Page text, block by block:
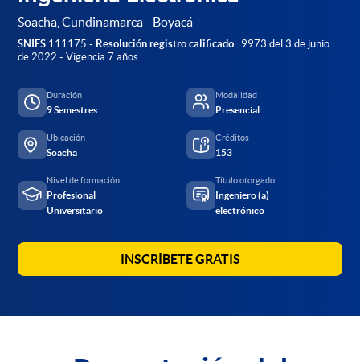
Soacha, Cundinamarca - Boyacá
SNIES 111175 - Resolución registro calificado : 9973 del 3 de junio
de 2022 - Vigencia 7 años
Duración
9 Semestres
Modalidad
Presencial
Ubicación
Soacha
Créditos
153
Nivel de formación
Profesional
Universitario
Título otorgado
Ingeniero (a)
electrónico
INSCRÍBETE GRATIS